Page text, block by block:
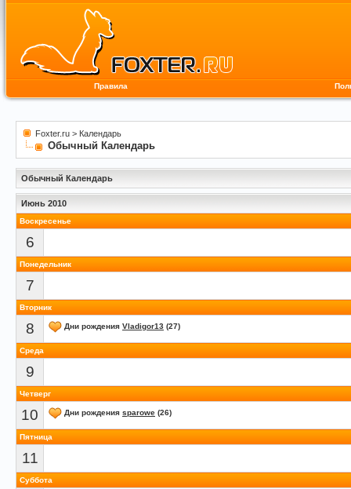
Правила
Foxter.ru > Календарь
Обычный Календарь
Обычный Календарь
Июнь 2010
Воскресенье
6
Понедельник
7
Вторник
8 Дни рождения Vladigor13 (27)
Среда
9
Четверг
10 Дни рождения sparowe (26)
Пятница
11
Суббота